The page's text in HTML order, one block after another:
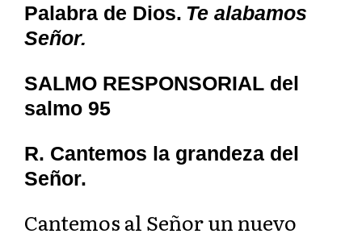
Palabra de Dios. Te alabamos
Señor.
SALMO RESPONSORIAL del
salmo 95
R. Cantemos la grandeza del
Señor.
Cantemos al Señor un nuevo